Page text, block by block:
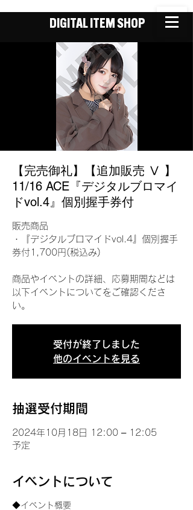
DIGITAL ITEM SHOP
【完売御礼】【追加販売 Ⅴ 】
11/16 ACE『デジタルブロマイ
ドvol.4』個別握手券付
販売商品
・『デジタルブロマイドvol.4』個別握手
券付1,700円(税込み)
商品やイベントの詳細、応募期間などは
以下イベントについてをご確認くださ
い。
受付が終了しました
他のイベントを見る
抽選受付期間
2024年10月18日 12:00 – 12:05
予定
イベントについて
◆イベント概要